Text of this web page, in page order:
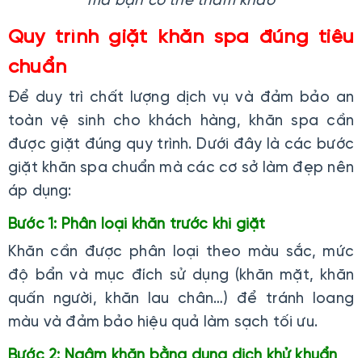
Quy trình giặt khăn spa đúng tiêu
chuẩn
Để duy trì chất lượng dịch vụ và đảm bảo an
toàn vệ sinh cho khách hàng, khăn spa cần
được giặt đúng quy trình. Dưới đây là các bước
giặt khăn spa chuẩn mà các cơ sở làm đẹp nên
áp dụng:
Bước 1: Phân loại khăn trước khi giặt
Khăn cần được phân loại theo màu sắc, mức
độ bẩn và mục đích sử dụng (khăn mặt, khăn
quấn người, khăn lau chân…) để tránh loang
màu và đảm bảo hiệu quả làm sạch tối ưu.